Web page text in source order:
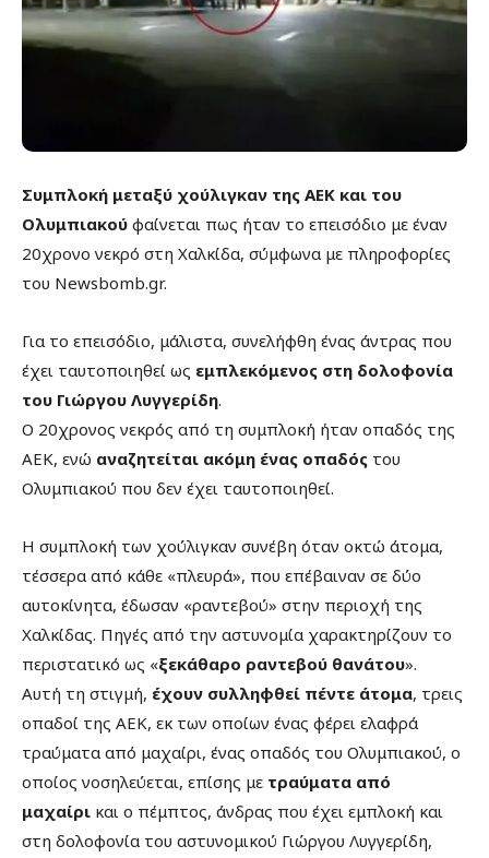
Συμπλοκή μεταξύ χούλιγκαν της ΑΕΚ και του
Ολυμπιακού φαίνεται πως ήταν το επεισόδιο με έναν
20χρονο νεκρό στη Χαλκίδα, σύμφωνα με πληροφορίες
του Newsbomb.gr.
Για το επεισόδιο, μάλιστα, συνελήφθη ένας άντρας που
έχει ταυτοποιηθεί ως εμπλεκόμενος στη δολοφονία
του Γιώργου Λυγγερίδη.
Ο 20χρονος νεκρός από τη συμπλοκή ήταν οπαδός της
ΑΕΚ, ενώ αναζητείται ακόμη ένας οπαδός του
Ολυμπιακού που δεν έχει ταυτοποιηθεί.
Η συμπλοκή των χούλιγκαν συνέβη όταν οκτώ άτομα,
τέσσερα από κάθε «πλευρά», που επέβαιναν σε δύο
αυτοκίνητα, έδωσαν «ραντεβού» στην περιοχή της
Χαλκίδας. Πηγές από την αστυνομία χαρακτηρίζουν το
περιστατικό ως «ξεκάθαρο ραντεβού θανάτου».
Αυτή τη στιγμή, έχουν συλληφθεί πέντε άτομα, τρεις
οπαδοί της ΑΕΚ, εκ των οποίων ένας φέρει ελαφρά
τραύματα από μαχαίρι, ένας οπαδός του Ολυμπιακού, ο
οποίος νοσηλεύεται, επίσης με τραύματα από
μαχαίρι και ο πέμπτος, άνδρας που έχει εμπλοκή και
στη δολοφονία του αστυνομικού Γιώργου Λυγγερίδη,